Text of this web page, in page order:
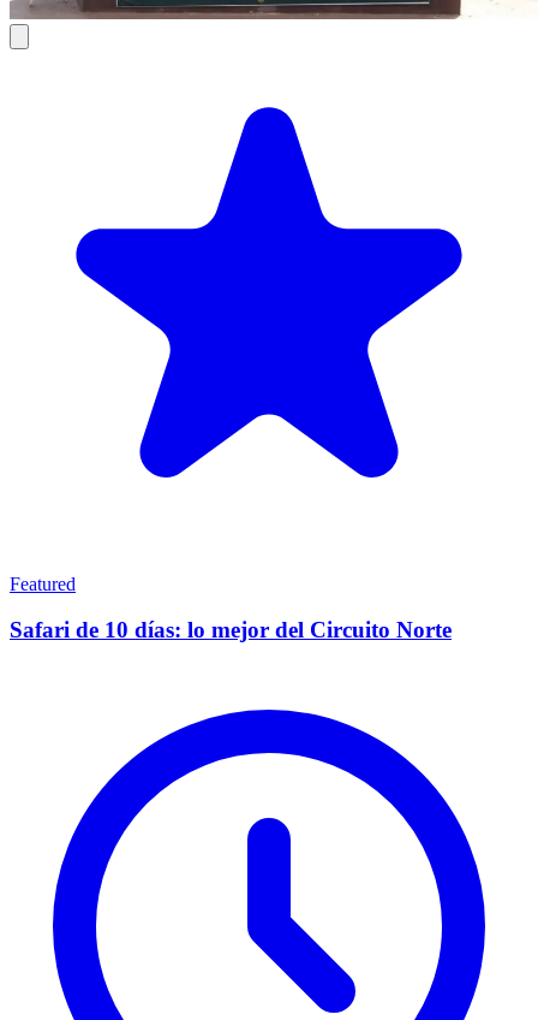
Featured
Safari de 10 días: lo mejor del Circuito Norte